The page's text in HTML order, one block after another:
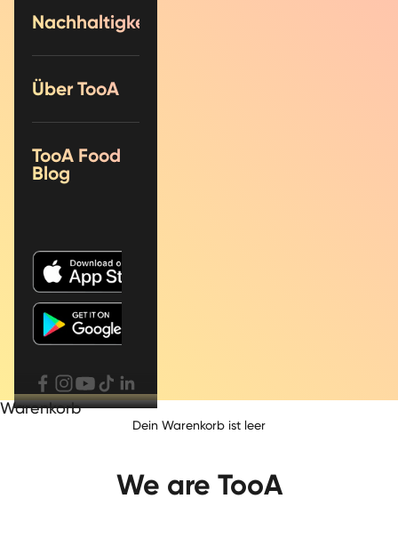
Nachhaltigkeit
Über TooA
TooA Food
Blog
Warenkorb
Dein Warenkorb ist leer
We are TooA